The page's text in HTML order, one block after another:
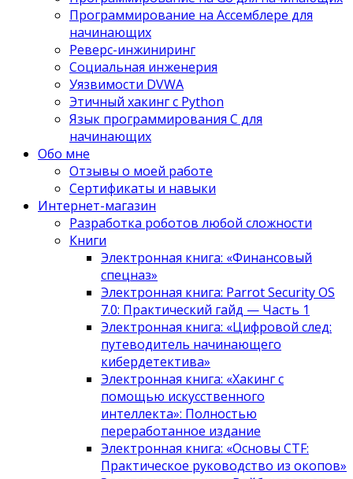
Программирование на Ассемблере для
начинающих
Реверс-инжиниринг
Социальная инженерия
Уязвимости DVWA
Этичный хакинг с Python
Язык программирования С для
начинающих
Обо мне
Отзывы о моей работе
Сертификаты и навыки
Интернет-магазин
Разработка роботов любой сложности
Книги
Электронная книга: «Финансовый
спецназ»
Электронная книга: Parrot Security OS
7.0: Практический гайд — Часть 1
Электронная книга: «Цифровой след:
путеводитель начинающего
кибердетектива»
Электронная книга: «Хакинг с
помощью искусственного
интеллекта»: Полностью
переработанное издание
Электронная книга: «Основы CTF:
Практическое руководство из окопов»